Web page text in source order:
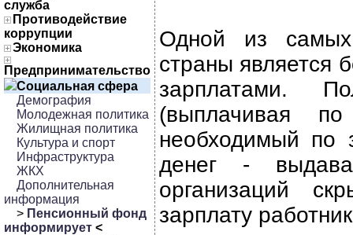
служба
Противодействие
коррупции
Экономика
Предпринимательство
Социальная сфера
Демография
Молодежная политика
Жилищная политика
Культура и спорт
Инфраструктура
ЖКХ
Дополнительная
информация
> Пенсионный фонд
информирует <
Одной из
страны является
зарплатами.
(выплачивая
необходимый по
денег -
организаций
зарплату